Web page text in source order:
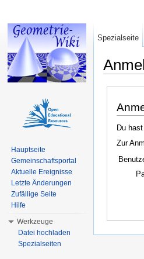
Du
Zur
Spezialseite
Hauptseite
Gemeinschaftsportal
Aktuelle Ereignisse
Letzte Änderungen
Zufällige Seite
Hilfe
Werkzeuge
Datei hochladen
Spezialseiten